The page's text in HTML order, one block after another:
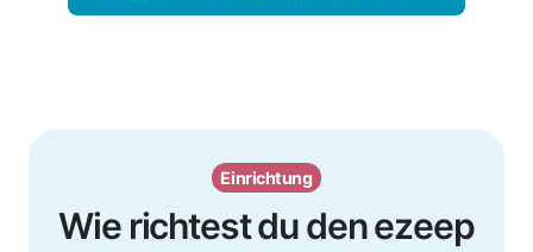
Einrichtung
Wie richtest du den ezeep